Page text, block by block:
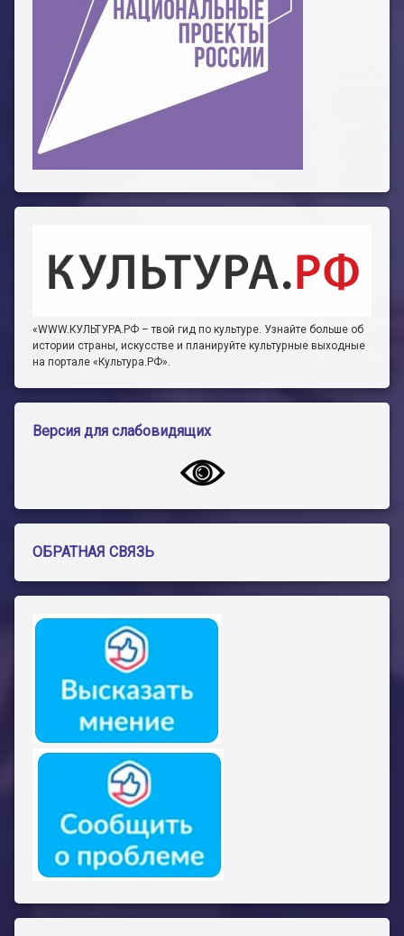
«WWW.КУЛЬТУРА.РФ – твой гид по культуре. Узнайте больше об
истории страны, искусстве и планируйте культурные выходные
на портале «Культура.РФ».
Версия для слабовидящих
ОБРАТНАЯ СВЯЗЬ